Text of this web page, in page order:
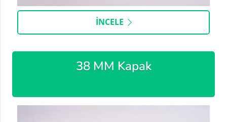
İNCELE
38 MM Kapak